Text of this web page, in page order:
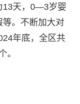
13天，0—3岁婴
等。不断加大对
年底，全区共
。